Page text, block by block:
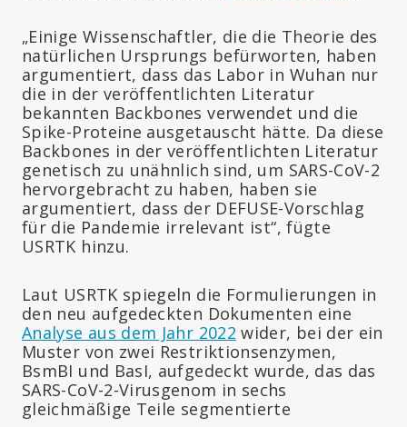
„Einige Wissenschaftler, die die Theorie des
natürlichen Ursprungs befürworten, haben
argumentiert, dass das Labor in Wuhan nur
die in der veröffentlichten Literatur
bekannten Backbones verwendet und die
Spike-Proteine ausgetauscht hätte. Da diese
Backbones in der veröffentlichten Literatur
genetisch zu unähnlich sind, um SARS-CoV-2
hervorgebracht zu haben, haben sie
argumentiert, dass der DEFUSE-Vorschlag
für die Pandemie irrelevant ist“, fügte
USRTK hinzu.
Laut USRTK spiegeln die Formulierungen in
den neu aufgedeckten Dokumenten eine
Analyse aus dem Jahr 2022 wider, bei der ein
Muster von zwei Restriktionsenzymen,
BsmBI und BasI, aufgedeckt wurde, das das
SARS-CoV-2-Virusgenom in sechs
gleichmäßige Teile segmentierte